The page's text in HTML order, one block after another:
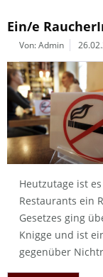
Ein/e
Von: Admin
Heutzutage ist
Restaurants ein
Gesetzes ging
Knigge und ist
gegenüber